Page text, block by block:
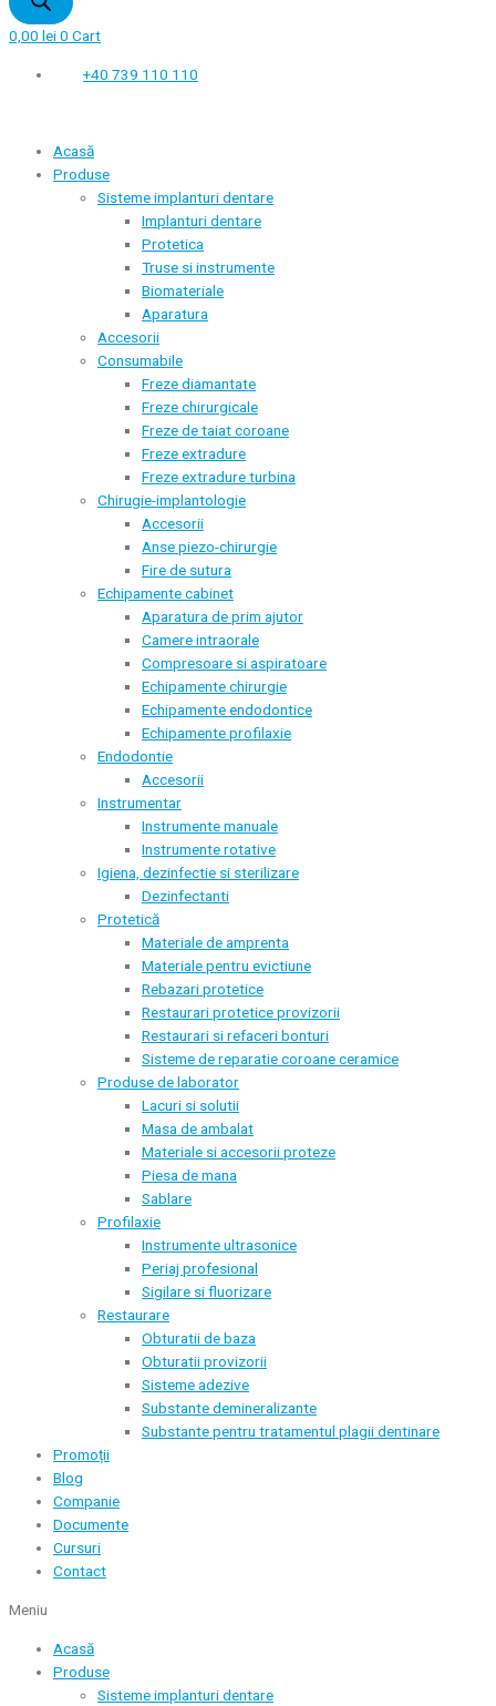
0,00 lei0 Cart
+40 739 110 110
Acasă
Produse
Sisteme implanturi dentare
Implanturi dentare
Protetica
Truse si instrumente
Biomateriale
Aparatura
Accesorii
Consumabile
Freze diamantate
Freze chirurgicale
Freze de taiat coroane
Freze extradure
Freze extradure turbina
Chirugie-implantologie
Accesorii
Anse piezo-chirurgie
Fire de sutura
Echipamente cabinet
Aparatura de prim ajutor
Camere intraorale
Compresoare si aspiratoare
Echipamente chirurgie
Echipamente endodontice
Echipamente profilaxie
Endodontie
Accesorii
Instrumentar
Instrumente manuale
Instrumente rotative
Igiena, dezinfectie si sterilizare
Dezinfectanti
Protetică
Materiale de amprenta
Materiale pentru evictiune
Rebazari protetice
Restaurari protetice provizorii
Restaurari si refaceri bonturi
Sisteme de reparatie coroane ceramice
Produse de laborator
Lacuri si solutii
Masa de ambalat
Materiale si accesorii proteze
Piesa de mana
Sablare
Profilaxie
Instrumente ultrasonice
Periaj profesional
Sigilare si fluorizare
Restaurare
Obturatii de baza
Obturatii provizorii
Sisteme adezive
Substante demineralizante
Substante pentru tratamentul plagii dentinare
Promoții
Blog
Companie
Documente
Cursuri
Contact
Meniu
Acasă
Produse
Sisteme implanturi dentare